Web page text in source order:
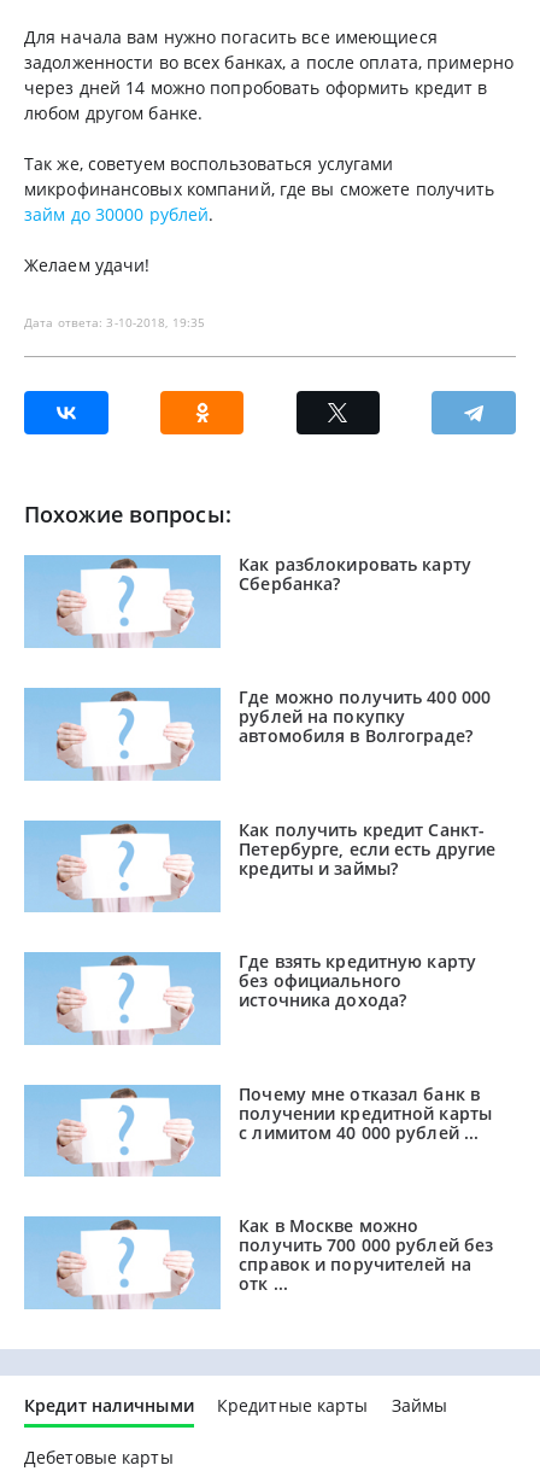
Для начала вам нужно погасить все имеющиеся
задолженности во всех банках, а после оплата, примерно
через дней 14 можно попробовать оформить кредит в
любом другом банке.
Так же, советуем воспользоваться услугами
микрофинансовых компаний, где вы сможете получить
займ до 30000 рублей.
Желаем удачи!
Дата ответа: 3-10-2018, 19:35
Похожие вопросы:
Как разблокировать карту
Сбербанка?
Где можно получить 400 000
рублей на покупку
автомобиля в Волгограде?
Как получить кредит Санкт-
Петербурге, если есть другие
кредиты и займы?
Где взять кредитную карту
без официального
источника дохода?
Почему мне отказал банк в
получении кредитной карты
с лимитом 40 000 рублей ...
Как в Москве можно
получить 700 000 рублей без
справок и поручителей на
отк ...
Кредит наличными Кредитные карты Займы
Дебетовые карты